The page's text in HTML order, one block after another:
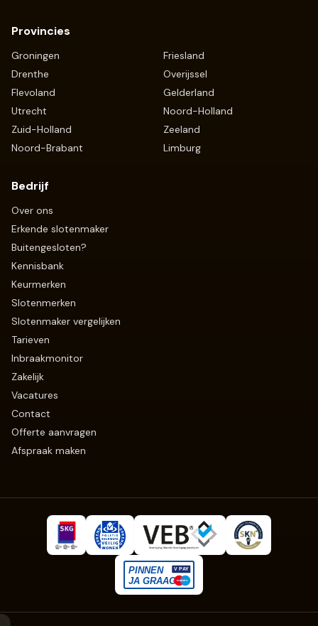
Provincies
Groningen
Friesland
Drenthe
Overijssel
Flevoland
Gelderland
Utrecht
Noord-Holland
Zuid-Holland
Zeeland
Noord-Brabant
Limburg
Bedrijf
Over ons
Erkende slotenmaker
Buitengesloten?
Kennisbank
Keurmerken
Slotenmerken
Slotenmaker vergelijken
Tarieven
Inbraakmonitor
Zakelijk
Vacatures
Contact
Offerte aanvragen
Afspraak maken